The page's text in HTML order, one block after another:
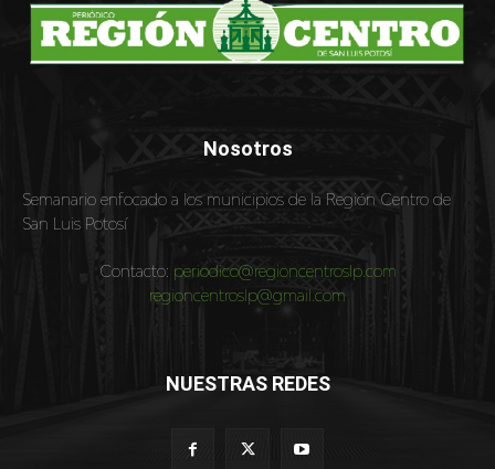
Nosotros
Semanario enfocado a los municipios de la Región Centro de
San Luis Potosí
Contacto: periodico@regioncentroslp.com
regioncentroslp@gmail.com
NUESTRAS REDES